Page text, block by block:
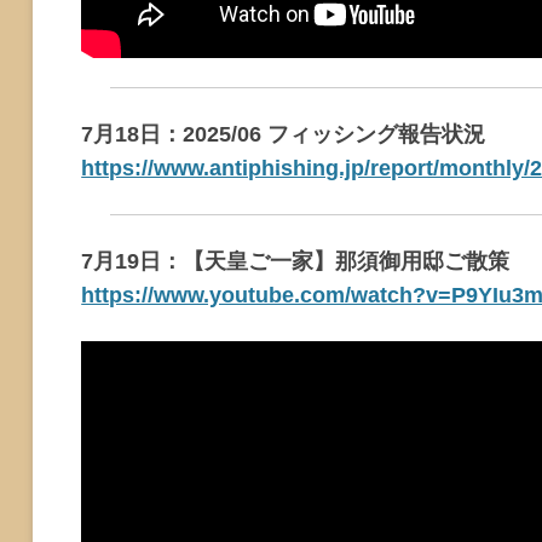
7月18日：2025/06 フィッシング報告状況
https://www.antiphishing.jp/report/monthly/
7月19日：【天皇ご一家】那須御用邸ご散策
https://www.youtube.com/